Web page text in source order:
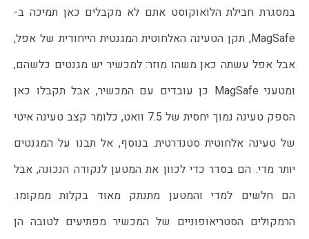
במסגרת חבילת הלואוקוסט אתם לא מקבלים כאן תמיכה ב-